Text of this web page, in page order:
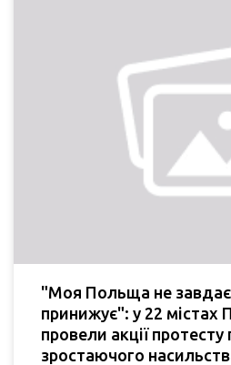
"Моя Польща не завдає
принижує": у 22 містах
провели акції протесту
зростаючого